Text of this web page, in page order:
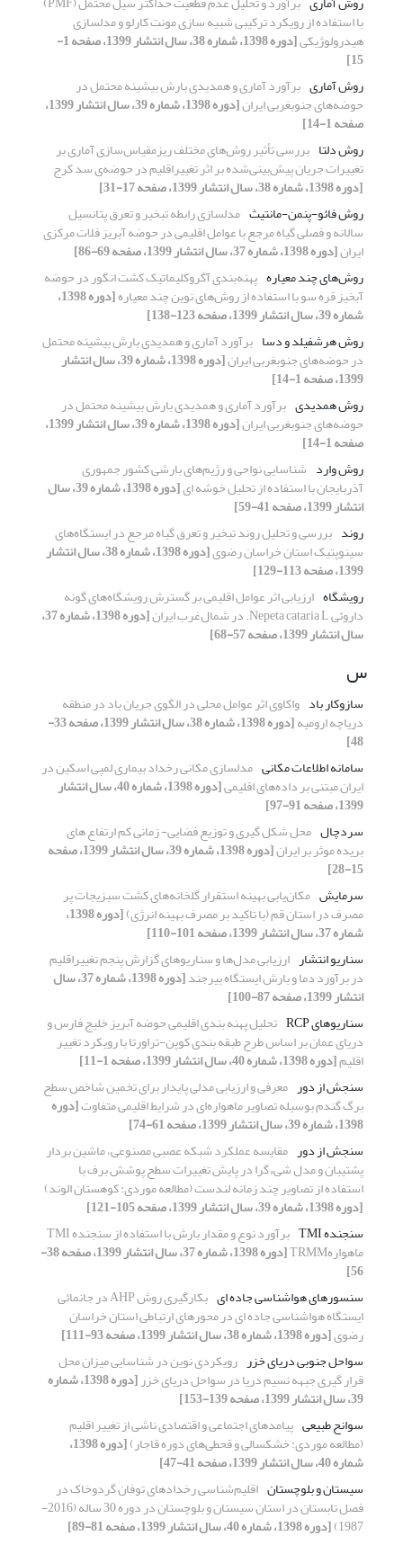
با استفاده از رویکرد ترکیبی شبیه سازی مونت کارلو و مدلسازی
هیدرولوژیکی [دوره 1398، شماره 38، سال انتشار 1399، صفحه 1-
15]
روش آماری برآورد آماری و همدیدی بارش بیشینه محتمل در
حوضه‌های جنوبغربی ایران [دوره 1398، شماره 39، سال انتشار 1399،
صفحه 1-14]
روش دلتا بررسی تأثیر روش‌های مختلف ریزمقیاس‌‌سازی آماری بر
تغییرات جریان پیش‌بینی‌شده بر اثر تغییراقلیم در حوضه‌ی سد کرج
[دوره 1398، شماره 38، سال انتشار 1399، صفحه 17-31]
روش فائو-پنمن-مانتیث مدلسازی رابطه تبخیر و تعرق پتانسیل
سالانه و فصلی گیاه مرجع با عوامل اقلیمی در حوضه آبریز فلات مرکزی
ایران[دوره 1398، شماره 37، سال انتشار 1399، صفحه 69-86]
روش‌های چند معیاره پهنه‌بندی آگروکلیماتیک کشت انگور در حوضه
آبخیز قره سو با استفاده از روش‌های نوین چند معیاره [دوره 1398،
شماره 39، سال انتشار 1399، صفحه 123-138]
روش هرشفیلد و دسا برآورد آماری و همدیدی بارش بیشینه محتمل
در حوضه‌های جنوبغربی ایران [دوره 1398، شماره 39، سال انتشار
1399، صفحه 1-14]
روش همدیدی برآورد آماری و همدیدی بارش بیشینه محتمل در
حوضه‌های جنوبغربی ایران [دوره 1398، شماره 39، سال انتشار 1399،
صفحه 1-14]
روش وارد شناسایی نواحی و رژیم‌های بارشی کشور جمهوری
آذربایجان با استفاده از تحلیل خوشه ای [دوره 1398، شماره 39، سال
انتشار 1399، صفحه 41-59]
روند بررسی و تحلیل روند تبخیر و تعرق گیاه مرجع در ایستگاه‌های
سینوپتیک استان خراسان رضوی [دوره 1398، شماره 38، سال انتشار
1399، صفحه 113-129]
رویشگاه ارزیابی اثر عوامل اقلیمی بر گسترش رویشگاه‌های گونه
داروئی Nepeta cataria L. در شمال‌غرب ایران [دوره 1398، شماره 37،
سال انتشار 1399، صفحه 57-68]
س
سازوکار باد واکاوی اثر عوامل محلی در الگوی جریان باد در منطقه
دریاچه ارومیه [دوره 1398، شماره 38، سال انتشار 1399، صفحه 33-
48]
سامانه اطلاعات مکانی مدلسازی مکانی رخداد بیماری لمپی اسکین در
ایران مبتنی بر داده‌های اقلیمی [دوره 1398، شماره 40، سال انتشار
1399، صفحه 91-97]
سردچال محل شکل گیری و توزیع فضایی- زمانی کم ارتفاع های
بریده موثر بر ایران [دوره 1398، شماره 39، سال انتشار 1399، صفحه
15-28]
سرمایش مکان‌یابی بهینه استقرار گلخانه‌های کشت سبزیجات پر
مصرف در استان قم (با تاکید بر مصرف بهینه انرژی) [دوره 1398،
شماره 37، سال انتشار 1399، صفحه 101-110]
سناریو انتشار ارزیابی مدل‌ها و سناریوهای گزارش پنجم تغییراقلیم
در برآورد دما و بارش ایستگاه بیرجند [دوره 1398، شماره 37، سال
انتشار 1399، صفحه 87-100]
سناریوهای RCP
تحلیل پهنه بندی اقلیمی حوضه آبریز خلیج فارس و
دریای عمان بر اساس طرح طبقه بندی کوپن-تراورتا با رویکرد تغییر
اقلیم[دوره 1398، شماره 40، سال انتشار 1399، صفحه 1-11]
سنجش از دور معرفی و ارزیابی مدلی پایدار برای تخمین شاخص سطح
برگ گندم بوسیله تصاویر ماهواره‌ای در شرایط اقلیمی متفاوت[دوره
1398، شماره 39، سال انتشار 1399، صفحه 61-74]
سنجش از دور مقایسه عملکرد شبکه عصبی مصنوعی، ماشین بردار
پشتیبان و مدل شیءگرا در پایش تغییرات سطح پوشش برف با
استفاده از تصاویر چند زمانه لندست (مطالعه موردی: کوهستان الوند)
[دوره 1398، شماره 39، سال انتشار 1399، صفحه 105-121]
سنجنده TMI
برآورد نوع و مقدار بارش با استفاده از سنجنده TMI
ماهوارهTRMM [دوره 1398، شماره 37، سال انتشار 1399، صفحه 38-
56]
سنسورهای هواشناسی جاده ای
بکارگیری روش AHP در جانمائی
ایستگاه هواشناسی جاده ای در محورهای ارتباطی استان خراسان
رضوی[دوره 1398، شماره 38، سال انتشار 1399، صفحه 93-111]
سواحل جنوبی دریای خزر رویکردی نوین در شناسایی میزان محل
قرار گیری جبهه نسیم دریا در سواحل دریای خزر [دوره 1398، شماره
39، سال انتشار 1399، صفحه 139-153]
سوانح طبیعی پیامدهای اجتماعی و اقتصادی ناشی از تغییر اقلیم
(مطالعه موردی: خشکسالی و قحطی‌های دوره قاجار) [دوره 1398،
شماره 40، سال انتشار 1399، صفحه 41-47]
سیستان و بلوچستان اقلیم‌شناسی رخدادهای توفان گردوخاک در
فصل تابستان در استان سیستان و بلوچستان در دوره 30 ساله (2016-
1987) [دوره 1398، شماره 40، سال انتشار 1399، صفحه 81-89]